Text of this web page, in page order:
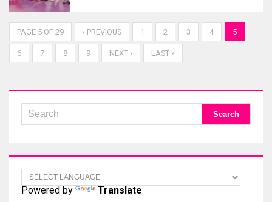
PAGE 5 OF 29 ‹ PREVIOUS 1 2 3 4 5
6 7 8 9 NEXT › LAST »
Powered by Translate